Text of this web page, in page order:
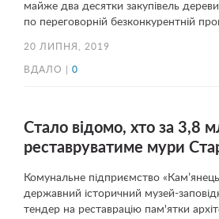
майже два десятки закупівель
по переговорній безконкурентній
20 ЛИПНЯ, 2019
ВДАЛО | 0
Стало відомо, хто за 3,8
реставруватиме мури
Комунальне підприємство
державний історичний музей-
тендер на реставрацію пам'ятки